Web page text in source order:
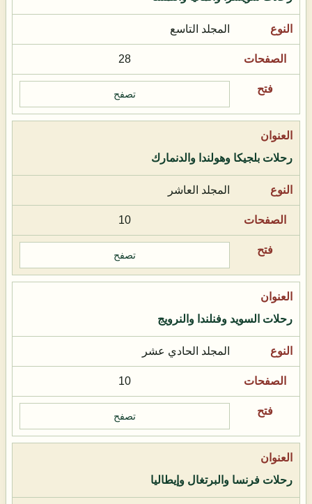
المجلد التاسع
28
تصفح
رحلات بلجيكا وهولندا والدنمارك
المجلد العاشر
10
تصفح
رحلات السويد وفنلندا والنرويج
المجلد الحادي عشر
10
تصفح
رحلات فرنسا والبرتغال وإيطاليا